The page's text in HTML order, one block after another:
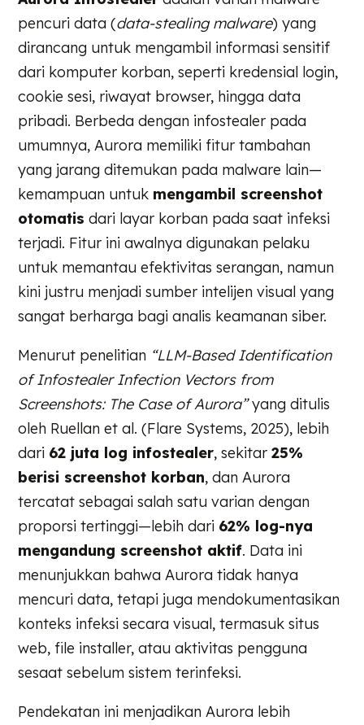
pencuri data (data-stealing malware) yang
dirancang untuk mengambil informasi sensitif
dari komputer korban, seperti kredensial login,
cookie sesi, riwayat browser, hingga data
pribadi. Berbeda dengan infostealer pada
umumnya, Aurora memiliki fitur tambahan
yang jarang ditemukan pada malware lain—
kemampuan untuk mengambil screenshot
otomatis dari layar korban pada saat infeksi
terjadi. Fitur ini awalnya digunakan pelaku
untuk memantau efektivitas serangan, namun
kini justru menjadi sumber intelijen visual yang
sangat berharga bagi analis keamanan siber.
Menurut penelitian “LLM-Based Identification
of Infostealer Infection Vectors from
Screenshots: The Case of Aurora”yang ditulis
oleh Ruellan et al. (Flare Systems, 2025), lebih
dari 62 juta log infostealer, sekitar25%
berisi screenshot korban, dan Aurora
tercatat sebagai salah satu varian dengan
proporsi tertinggi—lebih dari 62% log-nya
mengandung screenshot aktif. Data ini
menunjukkan bahwa Aurora tidak hanya
mencuri data, tetapi juga mendokumentasikan
konteks infeksi secara visual, termasuk situs
web, file installer, atau aktivitas pengguna
sesaat sebelum sistem terinfeksi.
Pendekatan ini menjadikan Aurora lebih